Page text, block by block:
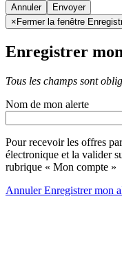
Annuler
× Fermer la fenêtre
Enregistrer
Tous les champs sont
Nom de mon alerte
Pour recevoir les offres
électronique et la valider
rubrique « Mon compte »
AnnulerEnregistrer mon